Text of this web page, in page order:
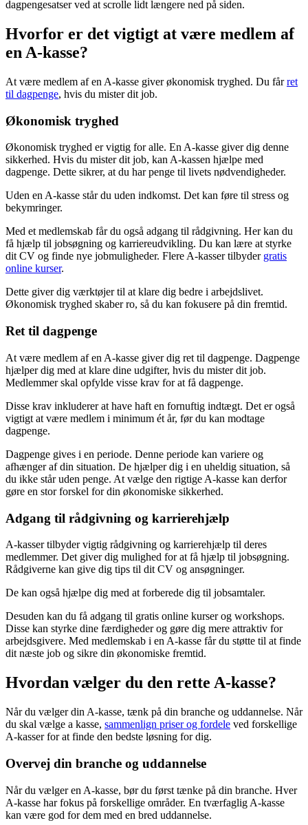
dagpengesatser ved at scrolle lidt længere ned på siden.
Hvorfor er det vigtigt at være medlem af
en A-kasse?
At være medlem af en A-kasse giver økonomisk tryghed. Du fårret
til dagpenge, hvis du mister dit job.
Økonomisk tryghed
Økonomisk tryghed er vigtig for alle. En A-kasse giver dig denne
sikkerhed. Hvis du mister dit job, kan A-kassen hjælpe med
dagpenge. Dette sikrer, at du har penge til livets nødvendigheder.
Uden en A-kasse står du uden indkomst. Det kan føre til stress og
bekymringer.
Med et medlemskab får du også adgang til rådgivning. Her kan du
få hjælp til jobsøgning og karriereudvikling. Du kan lære at styrke
dit CV og finde nye jobmuligheder. Flere A-kasser tilbyder gratis
online kurser.
Dette giver dig værktøjer til at klare dig bedre i arbejdslivet.
Økonomisk tryghed skaber ro, så du kan fokusere på din fremtid.
Ret til dagpenge
At være medlem af en A-kasse giver dig ret til dagpenge. Dagpenge
hjælper dig med at klare dine udgifter, hvis du mister dit job.
Medlemmer skal opfylde visse krav for at få dagpenge.
Disse krav inkluderer at have haft en fornuftig indtægt. Det er også
vigtigt at være medlem i minimum ét år, før du kan modtage
dagpenge.
Dagpenge gives i en periode. Denne periode kan variere og
afhænger af din situation. De hjælper dig i en uheldig situation, så
du ikke står uden penge. At vælge den rigtige A-kasse kan derfor
gøre en stor forskel for din økonomiske sikkerhed.
Adgang til rådgivning og karrierehjælp
A-kasser tilbyder vigtig rådgivning og karrierehjælp til deres
medlemmer. Det giver dig mulighed for at få hjælp til jobsøgning.
Rådgiverne kan give dig tips til dit CV og ansøgninger.
De kan også hjælpe dig med at forberede dig til jobsamtaler.
Desuden kan du få adgang til gratis online kurser og workshops.
Disse kan styrke dine færdigheder og gøre dig mere attraktiv for
arbejdsgivere. Med medlemskab i en A-kasse får du støtte til at finde
dit næste job og sikre din økonomiske fremtid.
Hvordan vælger du den rette A-kasse?
Når du vælger din A-kasse, tænk på din branche og uddannelse. Når
du skal vælge a kasse, sammenlign priser og fordele ved forskellige
A-kasser for at finde den bedste løsning for dig.
Overvej din branche og uddannelse
Når du vælger en A-kasse, bør du først tænke på din branche. Hver
A-kasse har fokus på forskellige områder. En tværfaglig A-kasse
kan være god for dem med en bred uddannelse.